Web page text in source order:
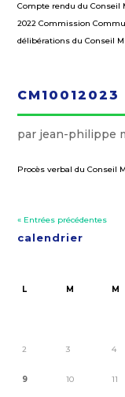
Compte rendu du Conseil
2022 Commission
délibérations du Conseil
CM10012023
par jean-philippe
Procès verbal du Conseil
« Entrées précédentes
calendrier
L M M
2 3 4
9 10 11